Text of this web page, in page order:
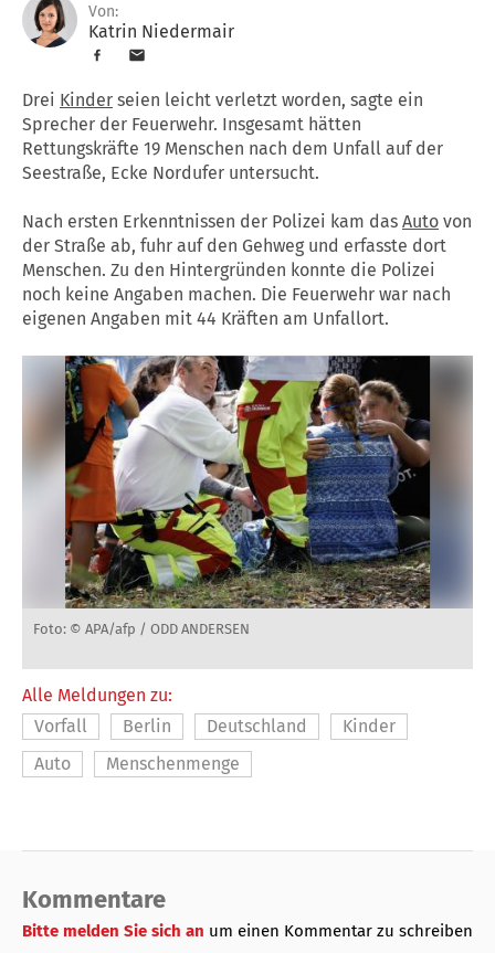
Von:
Katrin Niedermair
Drei Kinder seien leicht verletzt worden, sagte ein
Sprecher der Feuerwehr. Insgesamt hätten
Rettungskräfte 19 Menschen nach dem Unfall auf der
Seestraße, Ecke Nordufer untersucht.
Nach ersten Erkenntnissen der Polizei kam das Auto von
der Straße ab, fuhr auf den Gehweg und erfasste dort
Menschen. Zu den Hintergründen konnte die Polizei
noch keine Angaben machen. Die Feuerwehr war nach
eigenen Angaben mit 44 Kräften am Unfallort.
Foto: © APA/afp / ODD ANDERSEN
Alle Meldungen zu:
Vorfall
Berlin Deutschland
Kinder
Auto
Menschenmenge
Kommentare
Bitte melden Sie sich an um einen Kommentar zu schreiben